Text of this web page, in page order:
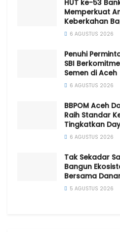
HUT ke-53
Memperkuat
Keberkahan
6 AGUSTUS 2026
Penuhi
SBI
Semen di Aceh
6 AGUSTUS 2026
BBPOM Aceh
Raih Standar
Tingkatkan
6 AGUSTUS 2026
Tak Sekadar
Bangun
Bersama
5 AGUSTUS 2026